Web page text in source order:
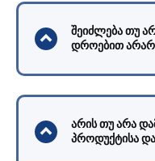
შეიძლება თუ
დროებით
არის თუ არა
პროდუქტისა